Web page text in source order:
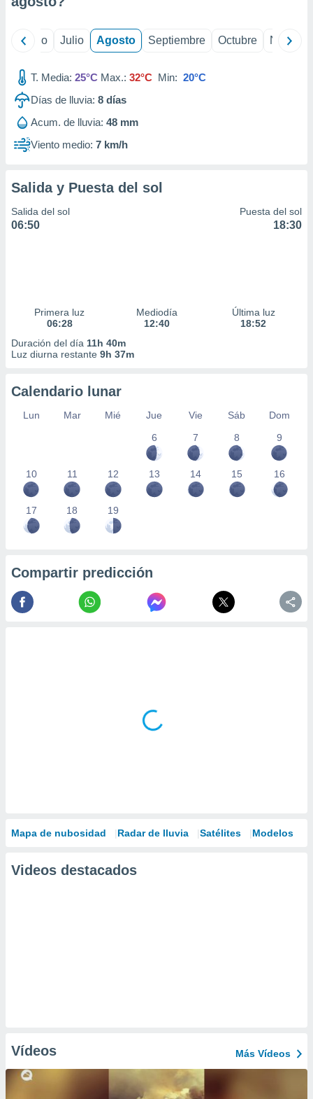
mediante
publicidad
publicidad
1199
Junio Julio Agosto Septiembre Octubre
T. Media: 25°C Max.: 32°C Min: 20°C
Días de lluvia: 8 días
Acum. de lluvia: 48 mm
Viento medio: 7 km/h
Salida y Puesta del sol
Salida del sol
06:50
Puesta del sol
18:30
Primera luz
06:28
Mediodía
12:40
Última luz
18:52
Duración del día 11h 40m
Luz diurna restante 9h 37m
Calendario lunar
Lun Mar Mié Jue Vie Sáb
Dom
6
7 8 9
10 11 12 13 14 15 16
17 18 19
Compartir predicción
Mapa de nubosidad Radar de lluvia Satélites Modelos
Videos destacados
Vídeos Más Vídeos